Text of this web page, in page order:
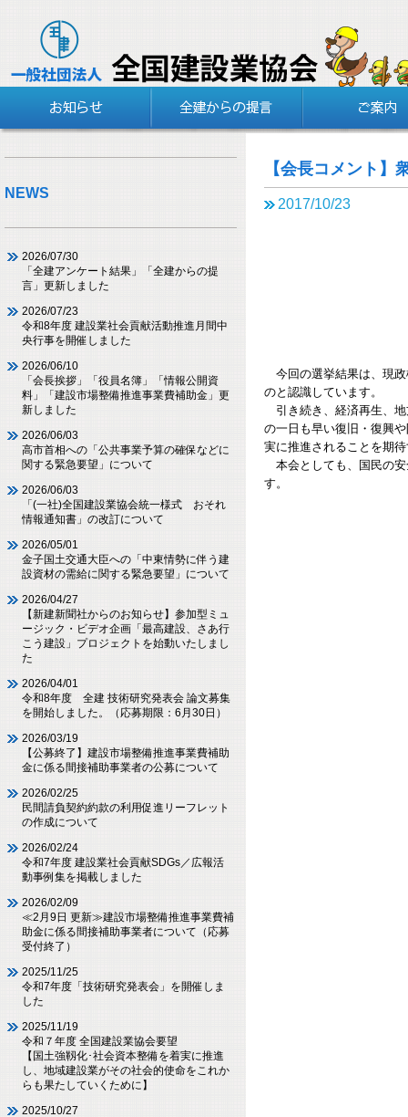
【会長コメント】
2017/10/23
今回の選挙結果は、現政
のと認識しています。
引き続き、経済再生、地
の一日も早い復旧・復興
実に推進されることを期
本会としても、国民の安
す。
NEWS
2026/07/30
「全建アンケート結果」「全建からの提
言」更新しました
2026/07/23
令和8年度 建設業社会貢献活動推進月間中
央行事を開催しました
2026/06/10
「会長挨拶」「役員名簿」「情報公開資
料」「建設市場整備推進事業費補助金」更
新しました
2026/06/03
高市首相への「公共事業予算の確保などに
関する緊急要望」について
2026/06/03
「(一社)全国建設業協会統一様式 おそれ
情報通知書」の改訂について
2026/05/01
金子国土交通大臣への「中東情勢に伴う建
設資材の需給に関する緊急要望」について
2026/04/27
【新建新聞社からのお知らせ】参加型ミュ
ージック・ビデオ企画「最高建設、さあ行
こう建設」プロジェクトを始動いたしまし
た
2026/04/01
令和8年度 全建 技術研究発表会 論文募集
を開始しました。（応募期限：6月30日）
2026/03/19
【公募終了】建設市場整備推進事業費補助
金に係る間接補助事業者の公募について
2026/02/25
民間請負契約約款の利用促進リーフレット
の作成について
2026/02/24
令和7年度 建設業社会貢献SDGs／広報活
動事例集を掲載しました
2026/02/09
≪2月9日 更新≫建設市場整備推進事業費補
助金に係る間接補助事業者について（応募
受付終了）
2025/11/25
令和7年度「技術研究発表会」を開催しま
した
2025/11/19
令和７年度 全国建設業協会要望
【国土強靱化･社会資本整備を着実に推進
し、地域建設業がその社会的使命をこれか
らも果たしていくために】
2025/10/27